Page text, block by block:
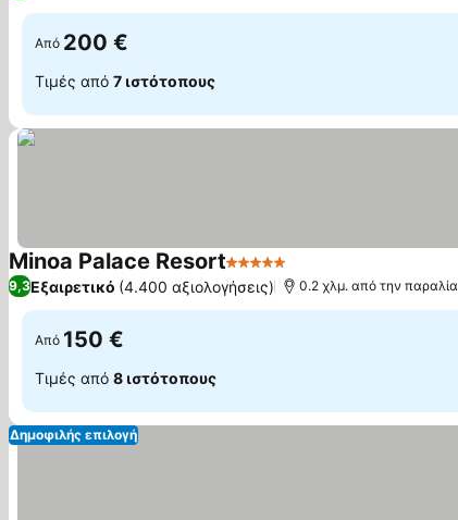
Από 200 €
Τιμές από 7 ιστότοπους
Minoa Palace Resort5 ΑστέριαΕμφάνιση τιμών
9,3Εξαιρετικό (4.400 αξιολογήσεις) 0.2 χλμ. από την παραλία
Από 150 €
Τιμές από 8 ιστότοπους
Δημοφιλής επιλογή